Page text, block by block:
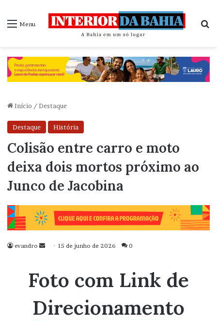
Menu
Início / Destaque
Destaque História
Colisão entre carro e moto
deixa dois mortos próximo ao
Junco de Jacobina
evandro
Mande
mail
15 de junho de 2026 0
Foto com Link de
Direcionamento